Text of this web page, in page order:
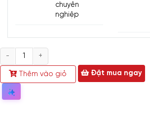
chuyên
nghiệp
Số
lượng
Thêm vào giỏ
Đặt mua ngay